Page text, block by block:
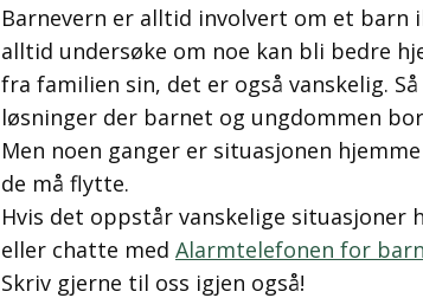
Barnevern er alltid involvert om et barn
alltid undersøke om noe kan bli bedre
fra familien sin, det er også vanskelig.
løsninger der barnet og ungdommen
Men noen ganger er situasjonen
de må flytte.
Hvis det oppstår vanskelige situasjoner
eller chatte med Alarmtelefonen for
Skriv gjerne til oss igjen også!